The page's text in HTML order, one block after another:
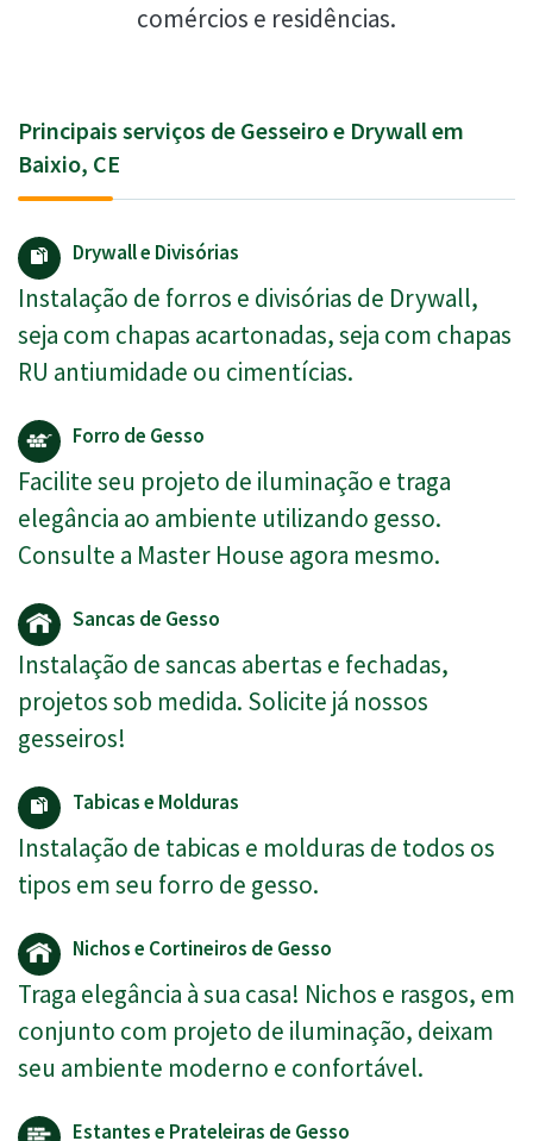
comércios e residências.
Principais serviços de Gesseiro e Drywall em
Baixio, CE
Drywall e Divisórias
Instalação de forros e divisórias de Drywall,
seja com chapas acartonadas, seja com chapas
RU antiumidade ou cimentícias.
Forro de Gesso
Facilite seu projeto de iluminação e traga
elegância ao ambiente utilizando gesso.
Consulte a Master House agora mesmo.
Sancas de Gesso
Instalação de sancas abertas e fechadas,
projetos sob medida. Solicite já nossos
gesseiros!
Tabicas e Molduras
Instalação de tabicas e molduras de todos os
tipos em seu forro de gesso.
Nichos e Cortineiros de Gesso
Traga elegância à sua casa! Nichos e rasgos, em
conjunto com projeto de iluminação, deixam
seu ambiente moderno e confortável.
Estantes e Prateleiras de Gesso